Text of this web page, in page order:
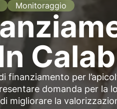
Monitoraggio
finanziamento per
domanda per la
migliorare la